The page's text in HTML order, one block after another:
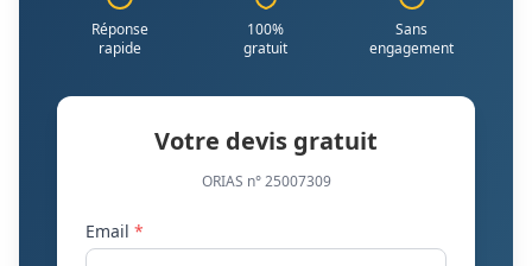
Réponse
rapide
100%
gratuit
Sans
engagement
Votre devis gratuit
ORIAS n° 25007309
Email *